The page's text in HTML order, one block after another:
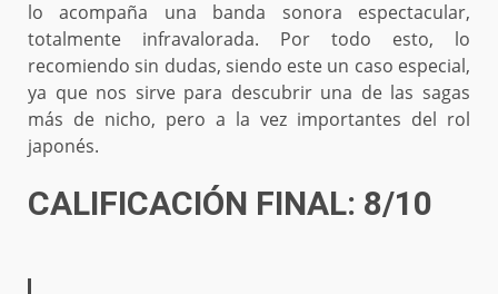
lo acompaña una banda sonora espectacular,
totalmente infravalorada. Por todo esto, lo
recomiendo sin dudas, siendo este un caso especial,
ya que nos sirve para descubrir una de las sagas
más de nicho, pero a la vez importantes del rol
japonés.
CALIFICACIÓN FINAL: 8/10